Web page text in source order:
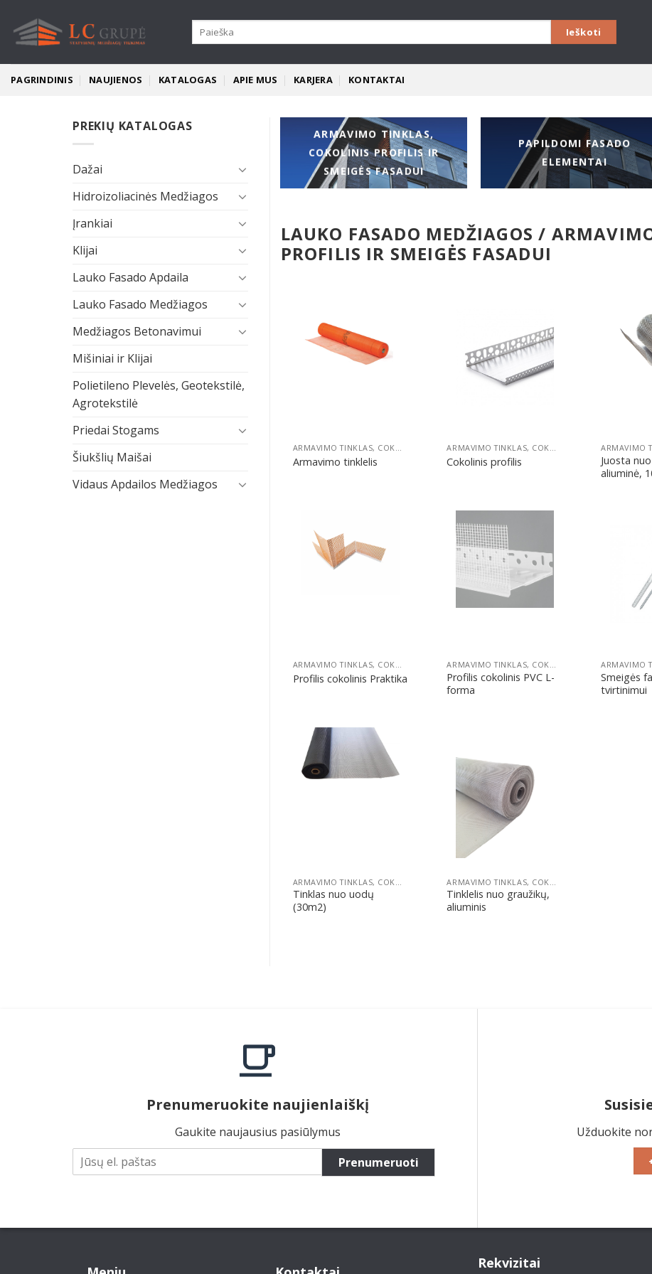
content
Search
PAGRINDINIS NAUJIENOS KATALOGAS APIE MUS KARJERA KONTAKTAI
ARMAVIMO TINKLAS,
COKOLINIS PROFILIS IR
SMEIGĖS FASADUI
PAPILDOMI FASADO
ELEMENTAI
LAUKO FASADO MEDŽIAGOS /
PROFILIS IR SMEIGĖS FASADUI
Pridėti
ARMAVIMO TINKLAS, COKOLINIS PROFILIS IR SMEIGĖS FASADUI
Armavimo tinklelis
Pridėti
ARMAVIMO TINKLAS, COKOLINIS PROFILIS IR SMEIGĖS FASADUI
Cokolinis profilis
Juosta
aliuminė,
Pridėti
ARMAVIMO TINKLAS, COKOLINIS PROFILIS IR SMEIGĖS FASADUI
Profilis cokolinis Praktika
Pridėti
ARMAVIMO TINKLAS, COKOLINIS PROFILIS IR SMEIGĖS FASADUI
Profilis cokolinis PVC L-
forma
Smeigės
tvirtinimui
Tinklas nuo uodų
(30m2)
Pridėti
Tinklelis nuo graužikų,
aliuminis
PREKIŲ KATALOGAS
Dažai
Hidroizoliacinės Medžiagos
Įrankiai
Klijai
Lauko Fasado Apdaila
Lauko Fasado Medžiagos
Medžiagos Betonavimui
Mišiniai ir Klijai
Polietileno Plevelės, Geotekstilė,
Agrotekstilė
Priedai Stogams
Šiukšlių Maišai
Vidaus Apdailos Medžiagos
Prenumeruokite naujienlaiškį
Gaukite naujausius pasiūlymus
Prenumeruoti
Užduokite
Rekvizitai